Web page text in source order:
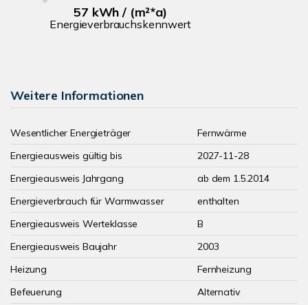
57 kWh / (m²*a)
Energieverbrauchskennwert
Weitere Informationen
Wesentlicher Energieträger
Fernwärme
Energieausweis gültig bis
2027-11-28
Energieausweis Jahrgang
ab dem 1.5.2014
Energieverbrauch für Warmwasser
enthalten
Energieausweis Werteklasse
B
Energieausweis Baujahr
2003
Heizung
Fernheizung
Befeuerung
Alternativ